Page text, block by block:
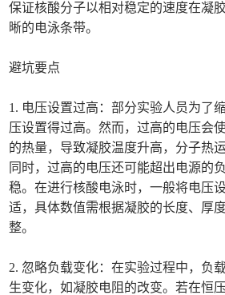
保证核酸分子以相对稳定的速度在凝
晰的电泳条带。
避坑要点
1. 电压设置过高：部分实验人员为了
压设置得过高。然而，过高的电压会
的热量，导致凝胶温度升高，分子热
同时，过高的电压还可能超出电源的
稳。在进行核酸电泳时，一般将电压
适，具体数值需根据凝胶的长度、厚
整。
2. 忽略负载变化：在实验过程中，负
生变化，如凝胶电阻的改变。若在恒